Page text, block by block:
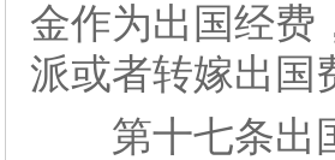
金作为出国经费
派或者转嫁出国
第十七条出国